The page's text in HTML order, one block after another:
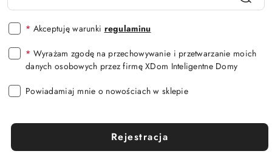
* Akceptuję warunki regulaminu
* Wyrażam zgodę na przechowywanie i przetwarzanie moich
danych osobowych przez firmę XDom Inteligentne Domy
Powiadamiaj mnie o nowościach w sklepie
Rejestracja